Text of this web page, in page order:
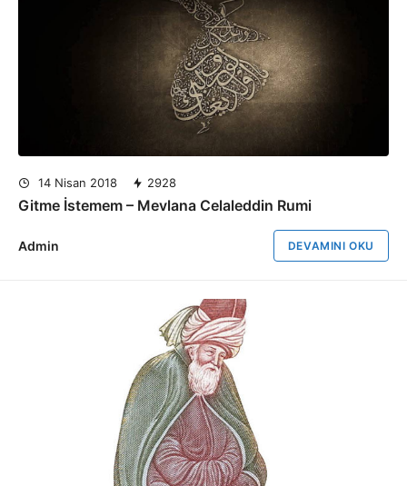
14 Nisan 2018 2928
Gitme İstemem – Mevlana Celaleddin Rumi
Admin DEVAMINI OKU